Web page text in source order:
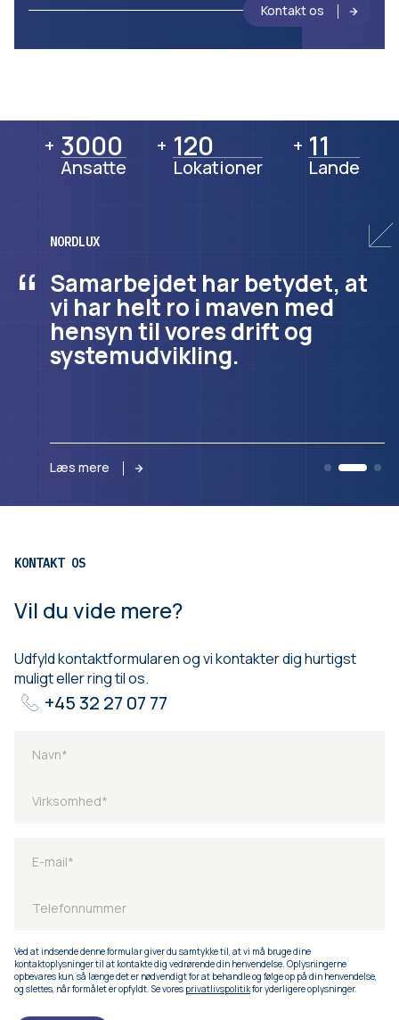
Kontakt os
+ 3000
3000
Ansatte
+ 120
120
Lokationer
+ 11
11
Lande
“
NORDLUX
Samarbejdet har betydet, at
vi har helt ro i maven med
hensyn til vores drift og
systemudvikling.
Læs mere
KONTAKT OS
Vil du vide mere?
Udfyld kontaktformularen og vi kontakter dig hurtigst
muligt eller ring til os.
+45 32 27 07 77
Ved at indsende denne formular giver du samtykke til, at vi må bruge dine
kontaktoplysninger til at kontakte dig vedrørende din henvendelse. Oplysningerne
opbevares kun, så længe det er nødvendigt for at behandle og følge op på din henvendelse,
og slettes, når formålet er opfyldt. Se vores privatlivspolitikfor yderligere oplysninger.